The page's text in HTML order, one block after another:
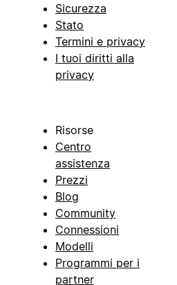
Sicurezza
Stato
Termini e privacy
I tuoi diritti alla
privacy
Risorse
Centro
assistenza
Prezzi
Blog
Community
Connessioni
Modelli
Programmi per i
partner